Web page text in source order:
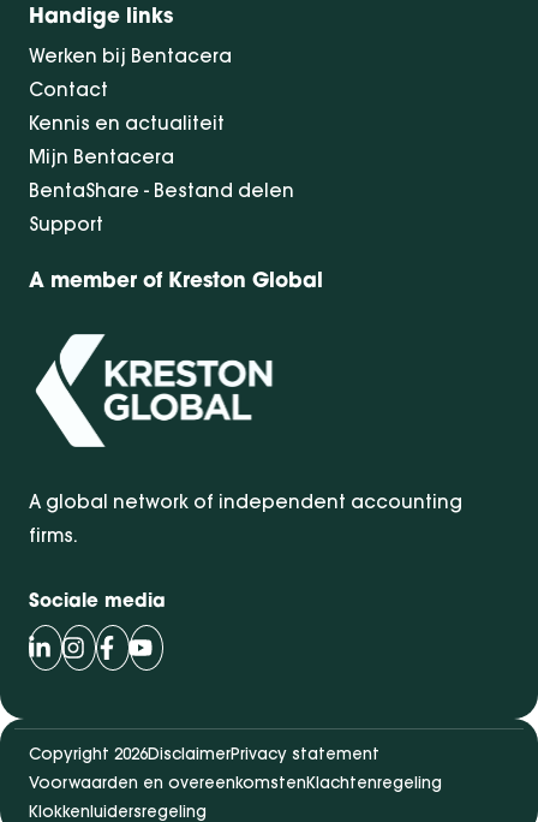
Handige links
Werken bij Bentacera
Contact
Kennis en actualiteit
Mijn Bentacera
BentaShare - Bestand delen
Support
A member of Kreston Global
A global network of independent accounting
firms.
Sociale media
Volg Bentacera op LinkedIn
Volg Bentacera op Instagram
Volg Bentacera op Facebook
Volg Bentacera op Youtube
Copyright 2026DisclaimerPrivacy statement
Voorwaarden en overeenkomstenKlachtenregeling
Klokkenluidersregeling